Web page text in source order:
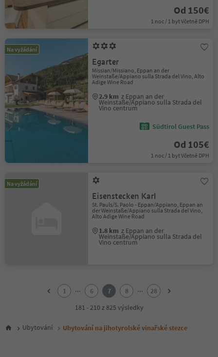
Od 150€
1 noc / 1 byt Včetně DPH
Na vyžádání
Egarter
Missian/Missiano, Eppan an der
Weinstaße/Appiano sulla Strada del Vino, Alto
Adige Wine Road
2.9 km z Eppan an der
Weinstaße/Appiano sulla Strada del
Vino centrum
Südtirol Guest Pass
Od 105€
1 noc / 1 byt Včetně DPH
Na vyžádání
Eisenstecken Karl
St. Pauls/S. Paolo - Eppan/Appiano, Eppan an
der Weinstaße/Appiano sulla Strada del Vino,
Alto Adige Wine Road
1.8 km z Eppan an der
Weinstaße/Appiano sulla Strada del
Vino centrum
6
1 ... 6 7 8 ...
28
181 - 210 z 825 výsledky
Ubytování Ubytování na jihotyrolské vinařské stezce